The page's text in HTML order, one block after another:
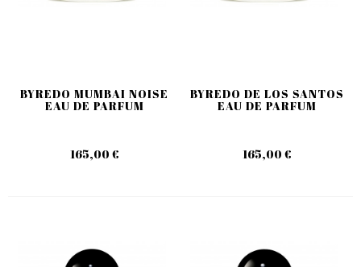
BYREDO MUMBAI NOISE
EAU DE PARFUM
165,00 €
BYREDO DE LOS SANTOS
EAU DE PARFUM
165,00 €